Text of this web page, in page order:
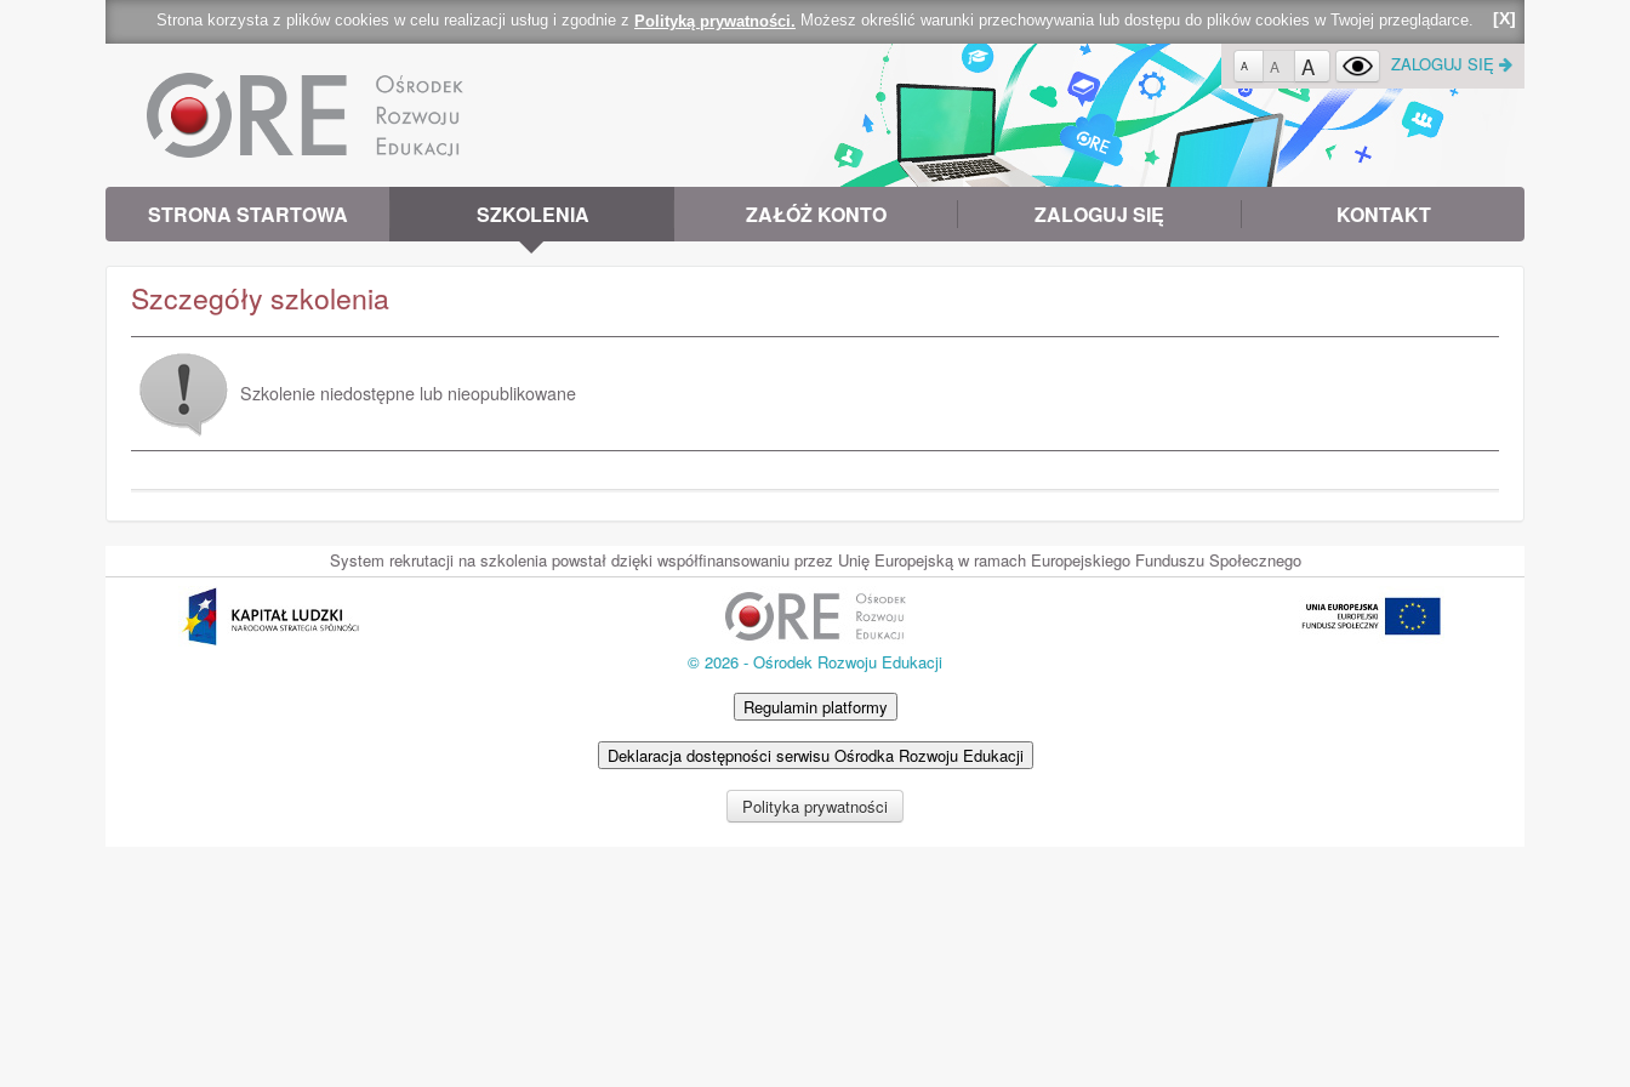
Strona korzysta z plików cookies w celu realizacji usług i zgodnie z Polityką prywatności. Możesz określić warunki przechowywania lub dostępu do plików cookies w Twojej przeglądarce. [X]
STRONA STARTOWA SZKOLENIA ZAŁÓŻ KONTO ZALOGUJ SIĘ KONTAKT
A A A ZALOGUJ SIĘ
Szczegóły szkolenia
Szkolenie niedostępne lub nieopublikowane
System rekrutacji na szkolenia powstał dzięki współfinansowaniu przez Unię Europejską w ramach Europejskiego Funduszu Społecznego
© 2026 - Ośrodek Rozwoju Edukacji
Regulamin platformy
Deklaracja dostępności serwisu Ośrodka Rozwoju Edukacji
Polityka prywatności